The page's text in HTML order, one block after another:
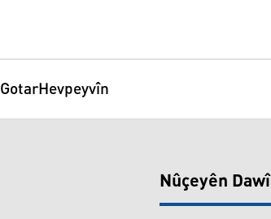
GotarHevpeyvîn
Nûçeyên Dawî